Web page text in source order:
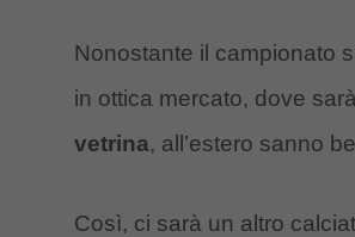
Nonostante il campionato
in ottica mercato, dove
vetrina, all’estero sanno
Così, ci sarà un altro